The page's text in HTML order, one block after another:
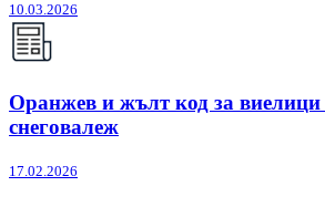
10.03.2026
Оранжев и жълт код за виелици
снеговалеж
17.02.2026